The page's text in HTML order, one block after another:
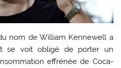
nom de William Kennewell a
se voit obligé de porter un
effrénée de Coca-